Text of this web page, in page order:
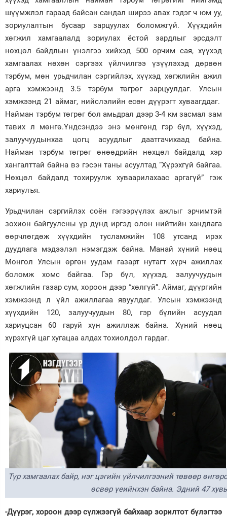
шүүмжлэл гараад байсан сандал ширээ авах гэдэг ч юм уу,
зориулалтын бусаар зарцуулах боломжгүй. Хүүхдийн
хөгжил хамгаалалд зориулах ёстой зардлыг эрсдэлт
нөхцөл байдлын үнэлгээ хийхэд 500 орчим сая, хүүхэд
хамгаалах нөхөн сэргээх үйлчилгээ үзүүлэхэд дөрвөн
тэрбум, мөн урьдчилан сэргийлэх, хүүхэд хөгжлийн ажил
арга хэмжээнд 3.5 тэрбум төгрөг зарцуулдаг. Улсын
хэмжээнд 21 аймаг, нийслэлийн есөн дүүрэгт хуваагддаг.
Найман тэрбум төгрөг бол амьдрал дээр 3-4 км засмал зам
тавих л мөнгө.Үндсэндээ энэ мөнгөнд гэр бүл, хүүхэд,
залуучуудынхаа цогц асуудлыг даатгачихаад байна.
Найман тэрбум төгрөг өнөөдрийн нөхцөл байдалд хэр
хангалттай байна вэ гэсэн таны асуултад “Хүрэхгүй байгаа.
Нөхцөл байдалд тохируулж хуваарилахаас аргагүй” гэж
хариулъя.
Урьдчилан сэргийлэх соён гэгээрүүлэх ажлыг эрчимтэй
зохион байгуулсны үр дүнд иргэд олон нийтийн хандлага
өөрчлөгдөж хүүхдийн тусламжийн 108 утсанд ирэх
дуудлага мэдээлэл нэмэгдэж байна. Манай хүний нөөц
Монгол Улсын өргөн уудам газарт нутагт хүрч ажиллах
боломж хомс байгаа. Гэр бүл, хүүхэд, залуучуудын
хөгжлийн газар сум, хороон дээр “хөлгүй”. Аймаг, дүүргийн
хэмжээнд л үйл ажиллагаа явуулдаг. Улсын хэмжээнд
хүүхдийн 120, залуучуудын 80, гэр бүлийн асуудал
хариуцсан 60 гаруй хүн ажиллаж байна. Хүний нөөц
хүрэхгүй цаг хугацаа алдах тохиолдол гардаг.
Түр хамгаалах байр, нэг цэгийн үйлчилгээний төвөөр
өсвөр үеийнхэн байна. Эдний 47
-Дүүрэг, хороон дээр сүлжээгүй байхаар зорилтот бүлэгтээ